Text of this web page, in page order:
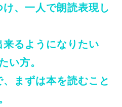
、一人で朗読表現し
るようになりたい
い方。
まずは本を読むこと